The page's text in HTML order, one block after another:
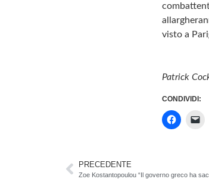
visto a
Patrick
CONDIVIDI:
PRECEDENTE
Zoe Kostantopoulou “Il governo greco ha